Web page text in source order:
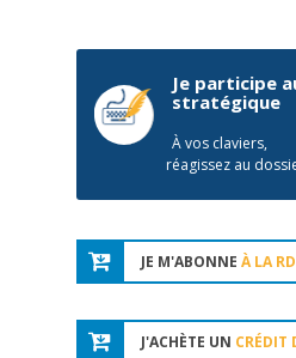
Je participe
stratégique
À vos claviers,
réagissez au
JE M'ABONNE À LA
J'ACHÈTE UN CRÉDIT